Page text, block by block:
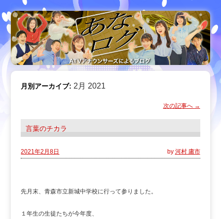
月別アーカイブ:2月 2021
次の記事へ →
言葉のチカラ
2021年2月8日 by 河村 庸市
先月末、青森市立新城中学校に行って参りました。
１年生の生徒たちが今年度、